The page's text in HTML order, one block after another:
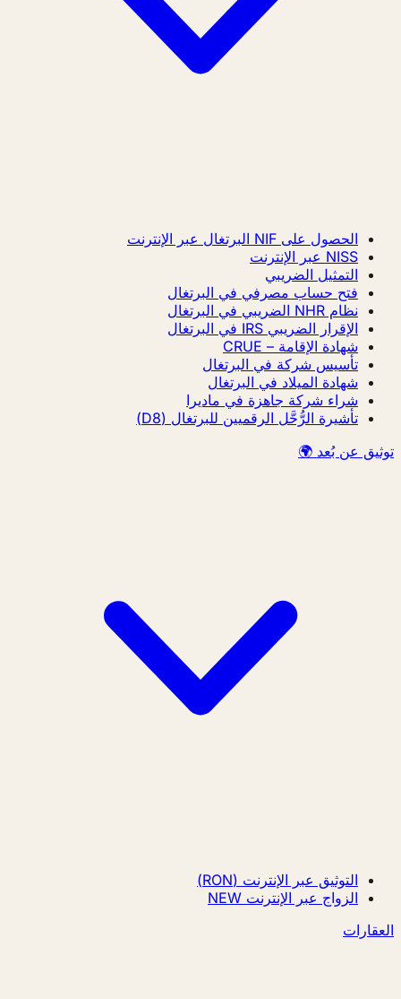
الحصول على NIF البرتغال عبر الإنترنت
NISS عبر الإنترنت
التمثيل الضريبي
فتح حساب مصرفي في البرتغال
نظام NHR الضريبي في البرتغال
الإقرار الضريبي IRS في البرتغال
شهادة الإقامة – CRUE
تأسيس شركة في البرتغال
شهادة الميلاد في البرتغال
شراء شركة جاهزة في ماديرا
تأشيرة الرُّحَّل الرقميين للبرتغال (D8)
توثيق عن بُعد 🌍
التوثيق عبر الإنترنت (RON)
الزواج عبر الإنترنت NEW
العقارات